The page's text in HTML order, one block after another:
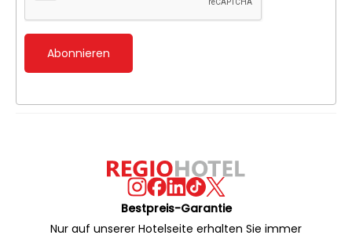
Abonnieren
Bestpreis-Garantie
Nur auf unserer Hotelseite erhalten Sie immer